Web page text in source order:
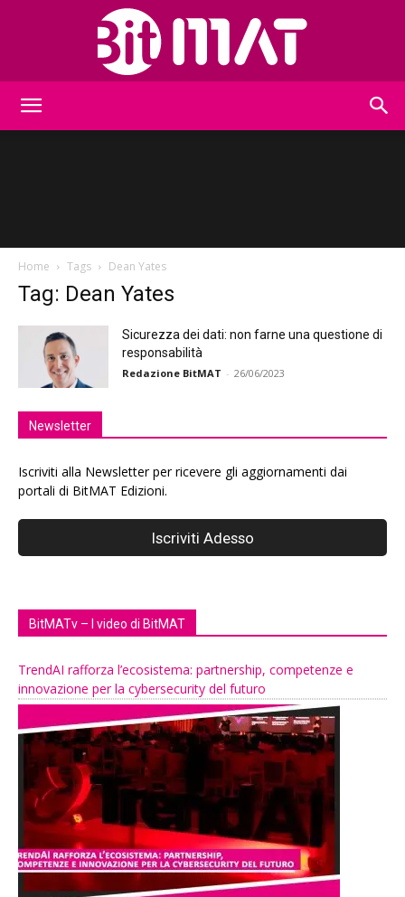
Home Tags Dean Yates
Tag: Dean Yates
Sicurezza dei dati: non farne una questione di
responsabilità
Redazione BitMAT - 26/06/2023
Newsletter
Iscriviti alla Newsletter per ricevere gli aggiornamenti dai
portali di BitMAT Edizioni.
BitMATv – I video di BitMAT
TrendAI rafforza l’ecosistema: partnership, competenze e
innovazione per la cybersecurity del futuro